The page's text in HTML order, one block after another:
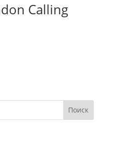
Calling